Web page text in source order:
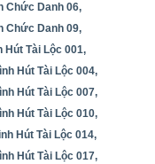
Chức Danh 06,
Chức Danh 09,
Hút Tài Lộc 001,
Hút Tài Lộc 004,
Hút Tài Lộc 007,
Hút Tài Lộc 010,
Hút Tài Lộc 014,
Hút Tài Lộc 017,